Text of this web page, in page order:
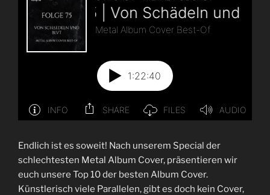
Endlich ist es soweit! Nach unserem Special der
schlechtesten Metal Album Cover, präsentieren wir
euch unsere Top 10 der besten Album Cover.
Künstlerisch viele Parallelen, gibt es doch kein Cover,